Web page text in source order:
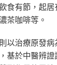
食有節，起
茶咖啡等。
以治療原發
基於中醫辨